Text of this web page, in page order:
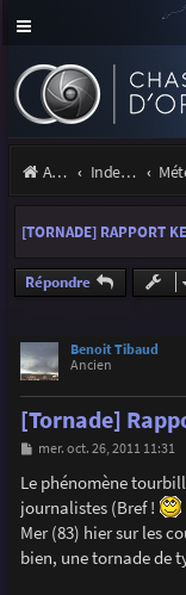
Accueil Index du forum
[TORNADE] RAPPORT
Répondre
Benoit Tibaud
Ancien
[Tornade]
M
s
s
a
e
mer. oct. 26, 2011 11:31
Le phénomène
journalistes (Bref !
Mer (83) hier sur les
bien, une tornade de